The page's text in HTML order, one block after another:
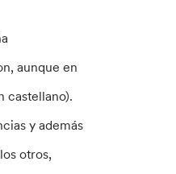
aunque en
castellano).
y además
otros,